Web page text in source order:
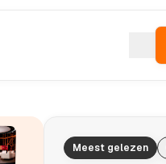
Meest gelezen